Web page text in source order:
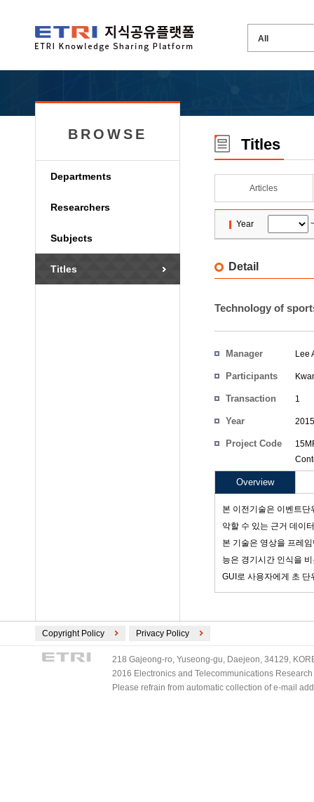
BROWSE
Departments
Researchers
Subjects
Titles
Titles
Articles
Year
Detail
Technology of
Manager Lee
Participants
Transaction
1
Year 2015
Project Code
Overview
본 이전기술은 이벤트
악할 수 있는 근거 데이
본 기술은 영상을 프레
능은 경기시간 인식을
GUI로 사용자에게 초
Copyright Policy Privacy Policy
218 Gajeong-ro, Yuseong-gu, Daejeon, 34129,
2016 Electronics and Telecommunications
Please refrain from automatic collection of e-mail